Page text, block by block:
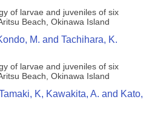
of larvae and juveniles of six
Beach, Okinawa Island
M. and Tachihara, K.
of larvae and juveniles of six
Beach, Okinawa Island
K, Kawakita, A. and Kato,